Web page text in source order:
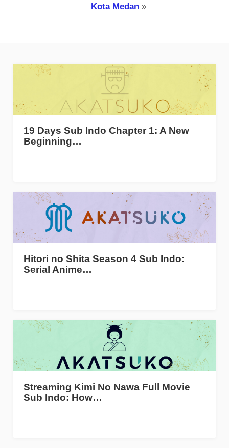
Kota Medan»
19 Days Sub Indo Chapter 1: A New
Beginning…
Hitori no Shita Season 4 Sub Indo:
Serial Anime…
Streaming Kimi No Nawa Full Movie
Sub Indo: How…